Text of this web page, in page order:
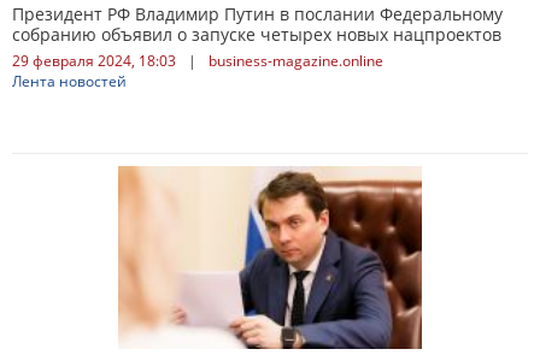
Президент РФ Владимир Путин в послании Федеральному
собранию объявил о запуске четырех новых нацпроектов
29 февраля 2024, 18:03 |
business-magazine.online
Лента новостей